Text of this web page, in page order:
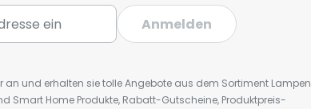
Anmelden
an und erhalten sie tolle Angebote aus dem Sortiment Lampen
Smart Home Produkte, Rabatt-Gutscheine, Produktpreis-